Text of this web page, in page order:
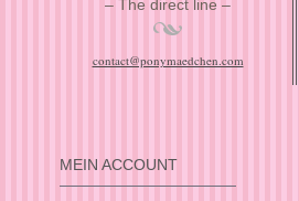
– The direct line –
contact@ponymaedchen.com
MEIN ACCOUNT